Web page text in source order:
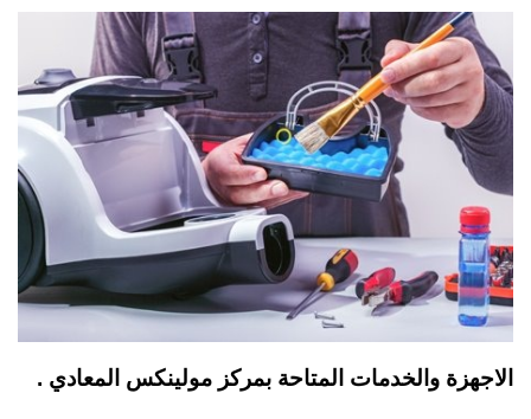
الاجهزة والخدمات المتاحة بمركز مولينكس المعادي .